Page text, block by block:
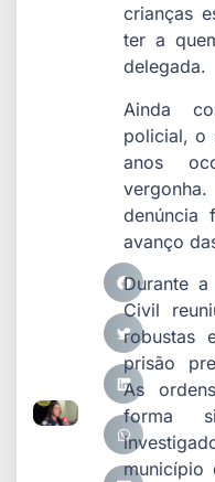
crianças
ter a
delegada.
Ainda
policial, o
anos
denúncia
avanço
Durante
Civil
robustas
prisão
As
forma
município